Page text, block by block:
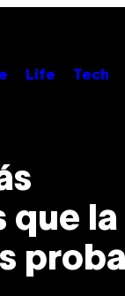
Life Tech
que